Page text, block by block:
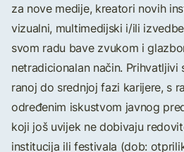
za nove medije, kreatori novih
vizualni, multimedijski i/ili
svom radu bave zvukom i
netradicionalan način.
ranoj do srednjoj fazi karijere, s
određenim iskustvom javnog
koji još uvijek ne dobivaju
institucija ili festivala (dob: